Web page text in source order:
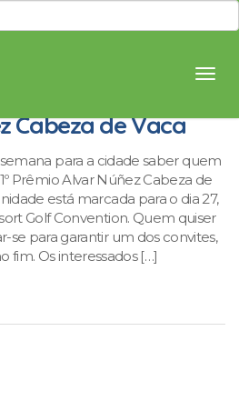
para o Prêmio
Cabeza de Vaca
para a cidade saber quem
Prêmio Alvar Núñez Cabeza de
está marcada para o dia 27,
Golf Convention. Quem quiser
se para garantir um dos convites,
fim. Os interessados […]